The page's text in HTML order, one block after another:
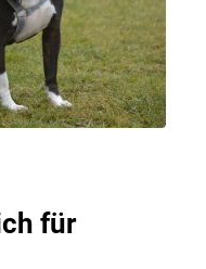
für